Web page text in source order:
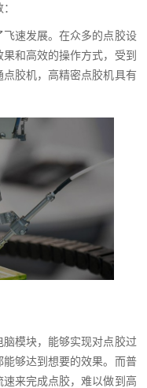
速发展。在众多的点胶设
和高效的操作方式，受到
胶机，高精密点胶机具有
模块，能够实现对点胶过
够达到想要的效果。而普
来完成点胶，难以做到高